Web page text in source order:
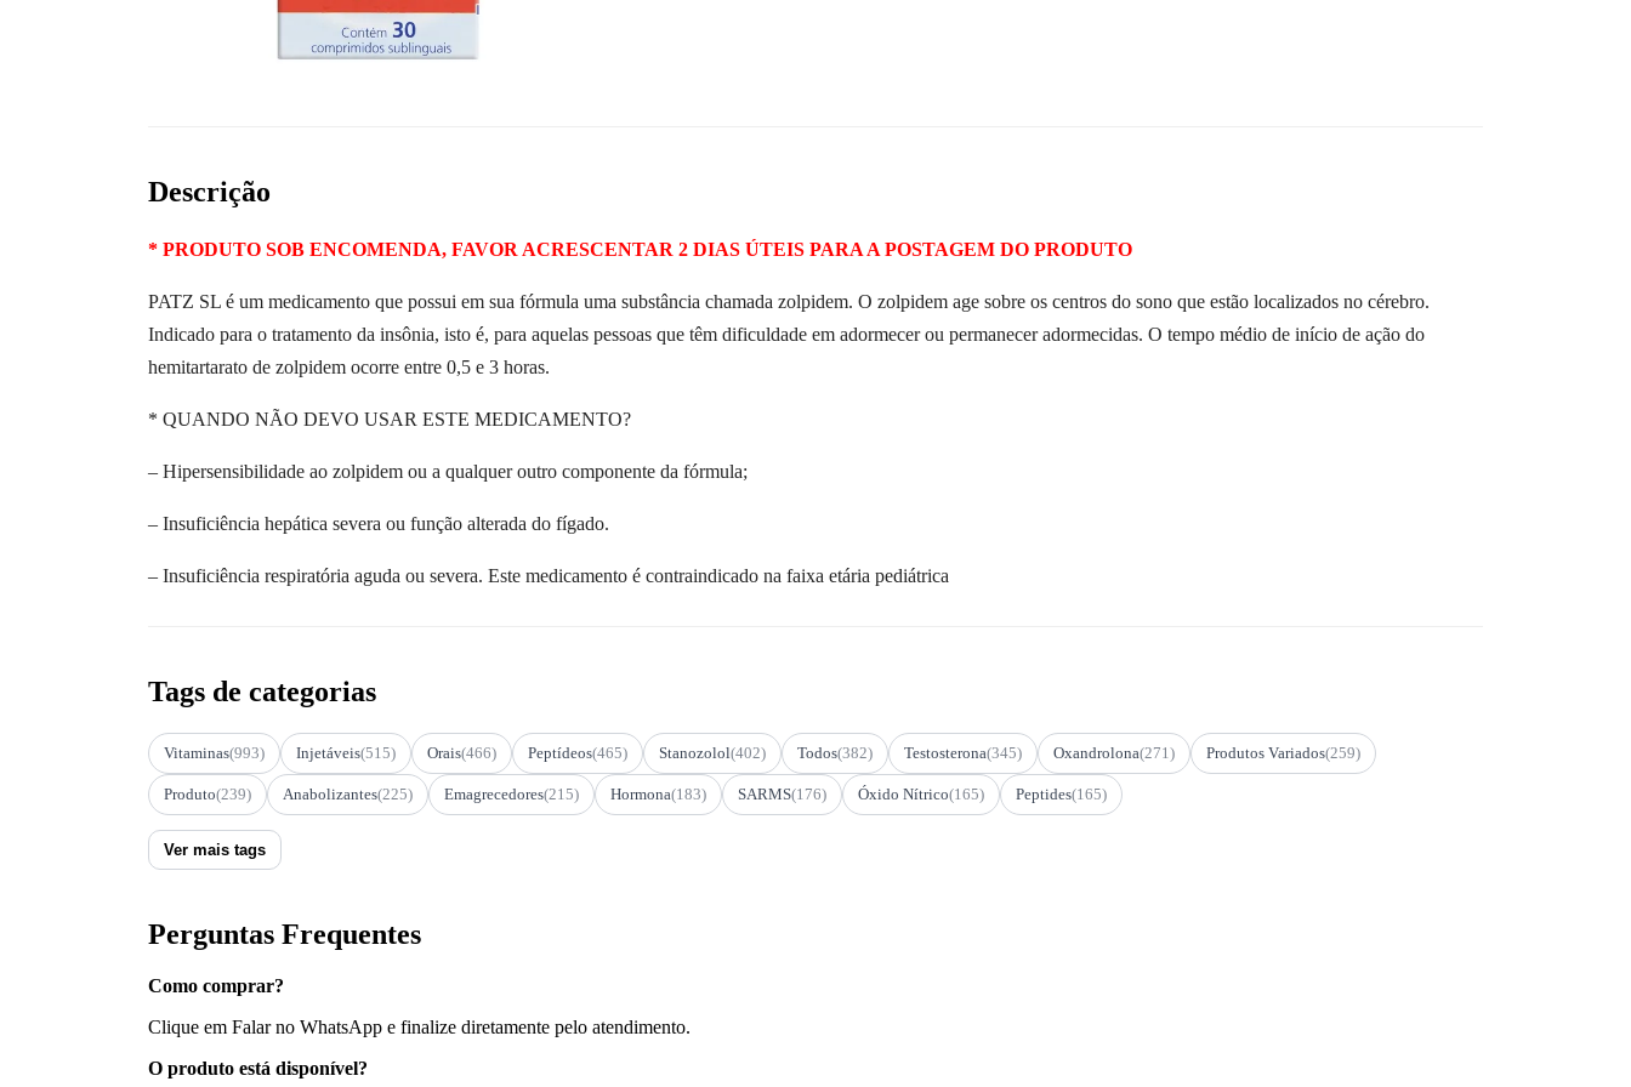
Descrição
* PRODUTO SOB ENCOMENDA, FAVOR ACRESCENTAR 2 DIAS ÚTEIS PARA A POSTAGEM DO PRODUTO
PATZ SL é um medicamento que possui em sua fórmula uma substância chamada zolpidem. O zolpidem age sobre os centros do sono que estão localizados no cérebro.
Indicado para o tratamento da insônia, isto é, para aquelas pessoas que têm dificuldade em adormecer ou permanecer adormecidas. O tempo médio de início de ação do
hemitartarato de zolpidem ocorre entre 0,5 e 3 horas.
* QUANDO NÃO DEVO USAR ESTE MEDICAMENTO?
– Hipersensibilidade ao zolpidem ou a qualquer outro componente da fórmula;
– Insuficiência hepática severa ou função alterada do fígado.
– Insuficiência respiratória aguda ou severa. Este medicamento é contraindicado na faixa etária pediátrica
Tags de categorias
Vitaminas(993) Injetáveis(515) Orais(466) Peptídeos(465) Stanozolol(402) Todos(382) Testosterona(345) Oxandrolona(271) Produtos Variados(259)
Produto(239) Anabolizantes(225) Emagrecedores(215) Hormona(183) SARMS(176) Óxido Nítrico(165) Peptides(165)
Ver mais tags
Perguntas Frequentes
Como comprar?
Clique em Falar no WhatsApp e finalize diretamente pelo atendimento.
O produto está disponível?